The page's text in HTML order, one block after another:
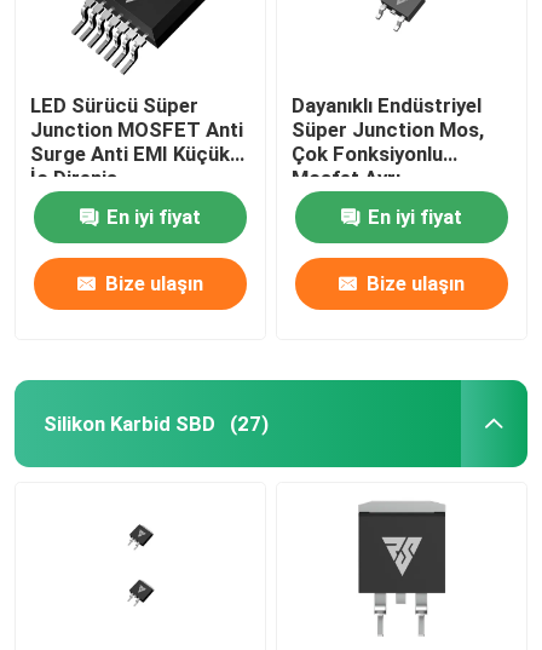
LED Sürücü Süper
Junction MOSFET Anti
Surge Anti EMI Küçük
İç Direniş
En iyi fiyat
Bize ulaşın
Dayanıklı Endüstriyel
Süper Junction Mos,
Çok Fonksiyonlu
Mosfet Ayrı
En iyi fiyat
Bize ulaşın
Silikon Karbid SBD (27)